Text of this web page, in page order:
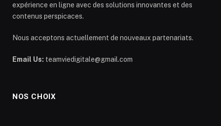
expérience en ligne avec des solutions innovantes et des
contenus perspicaces.
Nous acceptons actuellement de nouveaux partenariats.
Email Us: teamviedigitale@gmail.com
NOS CHOIX